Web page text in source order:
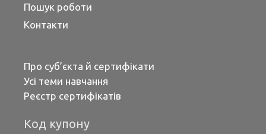
Пошук роботи
Контакти
Про суб’єкта й сертифікати
Усі теми навчання
Реєстр сертифікатів
Код купону